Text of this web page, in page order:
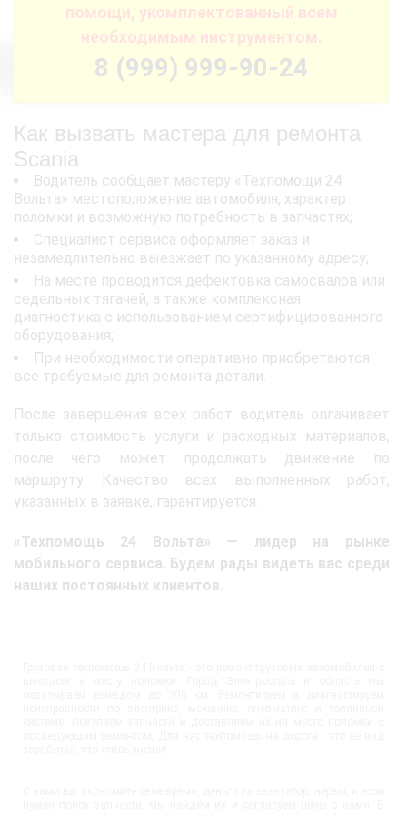
помощи, укомплектованный всем
необходимым инструментом.
8 (999) 999-90-24
Как вызвать мастера для ремонта
Scania
Водитель сообщает мастеру «Техпомощи 24
Вольта» местоположение автомобиля, характер
поломки и возможную потребность в запчастях;
Специалист сервиса оформляет заказ и
незамедлительно выезжает по указанному адресу;
На месте проводится дефектовка самосвалов или
седельных тягачей, а также комплексная
диагностика с использованием сертифицированного
оборудования;
При необходимости оперативно приобретаются
все требуемые для ремонта детали.
После завершения всех работ водитель оплачивает
только стоимость услуги и расходных материалов,
после чего может продолжать движение по
маршруту. Качество всех выполненных работ,
указанных в заявке, гарантируется.
«Техпомощь 24 Вольта» — лидер на рынке
мобильного сервиса. Будем рады видеть вас среди
наших постоянных клиентов.